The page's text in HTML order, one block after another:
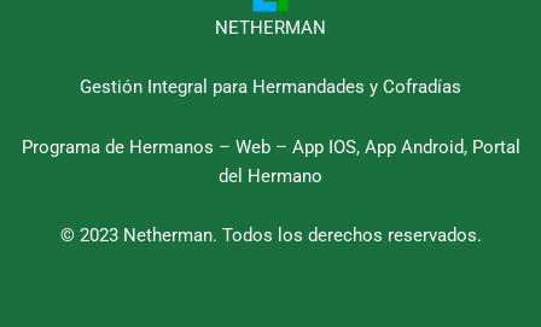
NETHERMAN
Gestión Integral para Hermandades y Cofradías
Programa de Hermanos – Web – App IOS, App Android, Portal
del Hermano
© 2023 Netherman. Todos los derechos reservados.